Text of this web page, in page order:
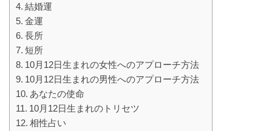
結婚運
金運
長所
短所
10月12日生まれの女性へのアプローチ方法
10月12日生まれの男性へのアプローチ方法
あなたの使命
10月12日生まれのトリセツ
相性占い